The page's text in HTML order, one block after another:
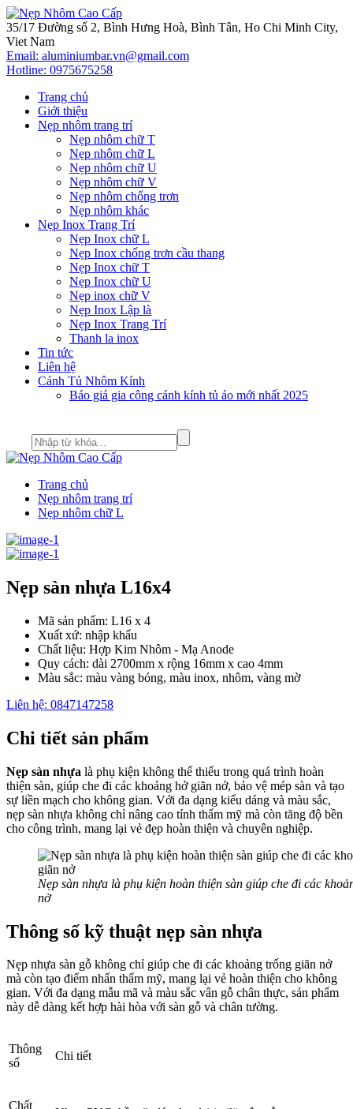
35/17 Đường số 2, Bình Hưng Hoà, Bình Tân, Ho Chi Minh City,
Viet Nam
Email: aluminiumbar.vn@gmail.com
Hotline: 0975675258
Trang chủ
Giới thiệu
Nẹp nhôm trang trí
Nẹp nhôm chữ T
Nẹp nhôm chữ L
Nẹp nhôm chữ U
Nẹp nhôm chữ V
Nẹp nhôm chống trơn
Nẹp nhôm khác
Nẹp Inox Trang Trí
Nẹp Inox chữ L
Nẹp Inox chống trơn cầu thang
Nẹp Inox chữ T
Nẹp Inox chữ U
Nẹp inox chữ V
Nẹp Inox Lập là
Nẹp Inox Trang Trí
Thanh la inox
Tin tức
Liên hệ
Cánh Tủ Nhôm Kính
Báo giá gia công cánh kính tủ áo mới nhất 2025
Trang chủ
Nẹp nhôm trang trí
Nẹp nhôm chữ L
Nẹp sàn nhựa L16x4
Mã sản phẩm: L16 x 4
Xuất xứ: nhập khẩu
Chất liệu: Hợp Kim Nhôm - Mạ Anode
Quy cách: dài 2700mm x rộng 16mm x cao 4mm
Màu sắc: màu vàng bóng, màu inox, nhôm, vàng mờ
Liên hệ: 0847147258
Chi tiết sản phẩm
Nẹp sàn nhựa là phụ kiện không thể thiếu trong quá trình hoàn
thiện sàn, giúp che đi các khoảng hở giãn nở, bảo vệ mép sàn và tạo
sự liền mạch cho không gian. Với đa dạng kiểu dáng và màu sắc,
nẹp sàn nhựa không chỉ nâng cao tính thẩm mỹ mà còn tăng độ bền
cho công trình, mang lại vẻ đẹp hoàn thiện và chuyên nghiệp.
Nẹp sàn nhựa là phụ kiện hoàn thiện sàn giúp che đi các
nở
Thông số kỹ thuật nẹp sàn nhựa
Nẹp nhựa sàn gỗ không chỉ giúp che đi các khoảng trống giãn nở
mà còn tạo điểm nhấn thẩm mỹ, mang lại vẻ hoàn thiện cho không
gian. Với đa dạng mẫu mã và màu sắc vân gỗ chân thực, sản phẩm
này dễ dàng kết hợp hài hòa với sàn gỗ và chân tường.
Thông
số
Chi tiết
Chất